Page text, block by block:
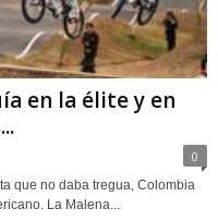
en la élite y en
0
que no daba tregua, Colombia
La Malena...